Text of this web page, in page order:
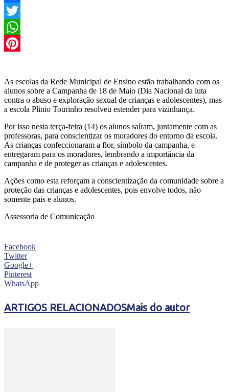
Facebook
Twitter
WhatsApp
As escolas da Rede Municipal de Ensino estão trabalhando com os
alunos sobre a Campanha de 18 de Maio (Dia Nacional da luta
contra o abuso e exploração sexual de crianças e adolescentes), mas
a escola Plinio Tourinho resolveu estender para vizinhança.
Por isso nesta terça-feira (14) os alunos saíram, juntamente com as
professoras, para conscientizar os moradores do entorno da escola.
As crianças confeccionaram a flor, símbolo da campanha, e
entregaram para os moradores, lembrando a importância da
campanha e de proteger as crianças e adolescentes.
Ações como esta reforçam a conscientização da comunidade sobre a
proteção das crianças e adolescentes, pois envolve todos, não
somente pais e alunos.
Assessoria de Comunicação
Facebook
Twitter
Google+
Pinterest
WhatsApp
ARTIGOS RELACIONADOSMais do autor